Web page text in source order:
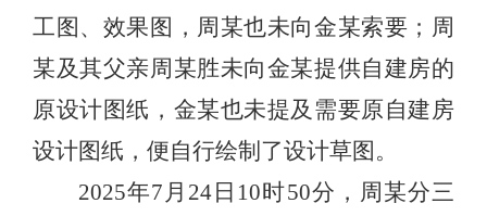
工图、效果图，周某也未向金某索要；周
某及其父亲周某胜未向金某提供自建房的
原设计图纸，金某也未提及需要原自建房
设计图纸，便自行绘制了设计草图。
2025年7月24日10时50分，周某分三